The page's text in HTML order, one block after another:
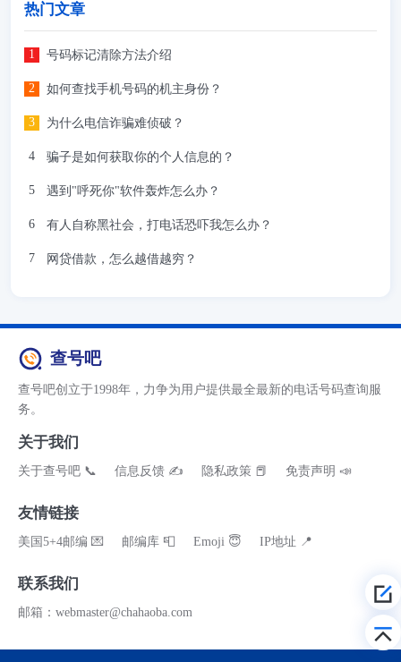
热门文章
号码标记清除方法介绍
如何查找手机号码的机主身份？
为什么电信诈骗难侦破？
骗子是如何获取你的个人信息的？
遇到"呼死你"软件轰炸怎么办？
有人自称黑社会，打电话恐吓我怎么办？
网贷借款，怎么越借越穷？
查号吧
查号吧创立于1998年，力争为用户提供最全最新的电话号码查询服
务。
关于我们
关于查号吧 📞 信息反馈 ✍ 隐私政策 📕 免责声明 📣
友情链接
美国5+4邮编 💌 邮编库 📮 Emoji 😇 IP地址 📍
联系我们
邮箱：webmaster@chahaoba.com